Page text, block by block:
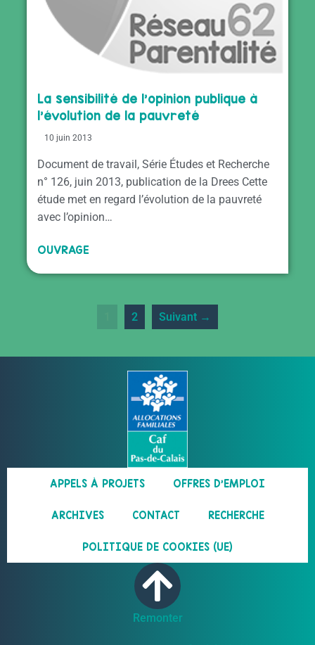
La sensibilité de l’opinion publique à
l’évolution de la pauvreté
10 juin 2013
Document de travail, Série Études et Recherche
n° 126, juin 2013, publication de la Drees Cette
étude met en regard l’évolution de la pauvreté
avec l’opinion…
OUVRAGE
2 Suivant →
APPELS À PROJETS OFFRES D’EMPLOI
ARCHIVES CONTACT RECHERCHE
POLITIQUE DE COOKIES (UE)
Remonter